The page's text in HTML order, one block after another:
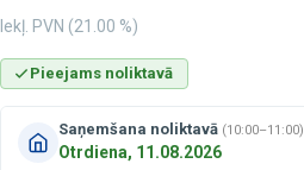
Iekļ. PVN (21.00 %)
Pieejams noliktavā
Saņemšana noliktavā (10:00–11:00)
Otrdiena, 11.08.2026